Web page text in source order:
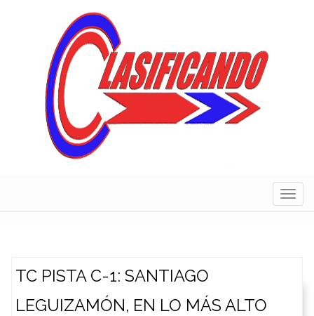
TC PISTA C-1: SANTIAGO
LEGUIZAMÓN, EN LO MÁS ALTO